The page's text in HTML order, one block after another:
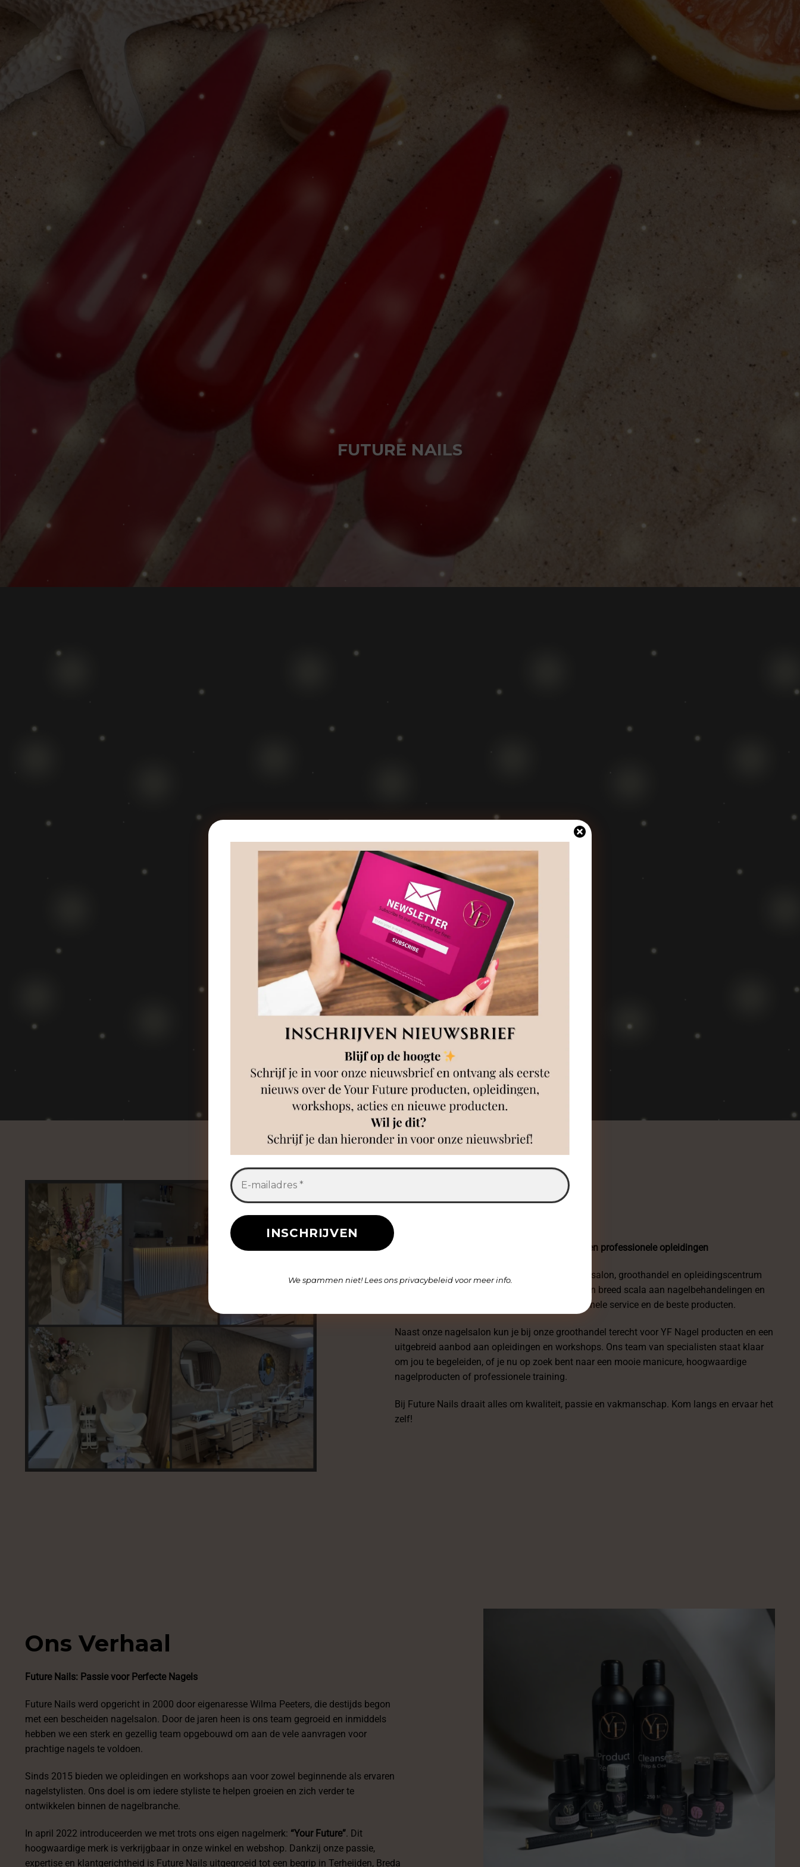
FUTURE NAILS
Future Nails: Jouw plek voor prachtige nagels en professionele opleidingen
Future Nails is een gezellige en huiselijke nagelsalon, groothandel en opleidingscentrum
waar iedereen zich welkom voelt. Wij bieden een breed scala aan nagelbehandelingen en
streven naar hoogwaardige kwaliteit, professionele service en de beste producten.
Naast onze nagelsalon kun je bij onze groothandel terecht voor YF Nagel producten en een
uitgebreid aanbod aan opleidingen en workshops. Ons team van specialisten staat klaar
om jou te begeleiden, of je nu op zoek bent naar een mooie manicure, hoogwaardige
nagelproducten of professionele training.
Bij Future Nails draait alles om kwaliteit, passie en vakmanschap. Kom langs en ervaar het
zelf!
Ons Verhaal
Future Nails: Passie voor Perfecte Nagels
Future Nails werd opgericht in 2000 door eigenaresse Wilma Peeters, die destijds begon
met een bescheiden nagelsalon. Door de jaren heen is ons team gegroeid en inmiddels
hebben we een sterk en gezellig team opgebouwd om aan de vele aanvragen voor
prachtige nagels te voldoen.
Sinds 2015 bieden we opleidingen en workshops aan voor zowel beginnende als ervaren
nagelstylisten. Ons doel is om iedere styliste te helpen groeien en zich verder te
ontwikkelen binnen de nagelbranche.
In april 2022 introduceerden we met trots ons eigen nagelmerk: “Your Future”. Dit
hoogwaardige merk is verkrijgbaar in onze winkel en webshop. Dankzij onze passie,
expertise en klantgerichtheid is Future Nails uitgegroeid tot een begrip in Terheijden, Breda
We spammen niet! Lees ons privacybeleidvoor meer info.